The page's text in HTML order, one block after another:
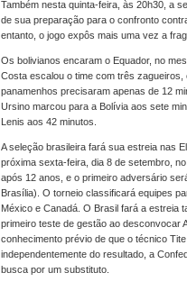
Também nesta quinta-feira, às 20h30, a
de sua preparação para o confronto
entanto, o jogo expôs mais uma vez a
Os bolivianos encaram o Equador, no
Costa escalou o time com três
panamenhos precisaram apenas de 12
Ursino marcou para a Bolívia aos sete
Lenis aos 42 minutos.
A seleção brasileira fará sua estreia nas
próxima sexta-feira, dia 8 de setembro,
após 12 anos, e o primeiro adversário
Brasília). O torneio classificará equipes
México e Canadá. O Brasil fará a estreia
primeiro teste de gestão ao desconvocar
conhecimento prévio de que o técnico
independentemente do resultado, a
busca por um substituto.